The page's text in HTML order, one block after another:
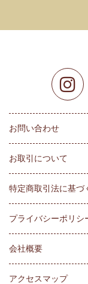
お問い合わせ
お取引について
特定商取引法に基づ
プライバシーポリシ
会社概要
アクセスマップ